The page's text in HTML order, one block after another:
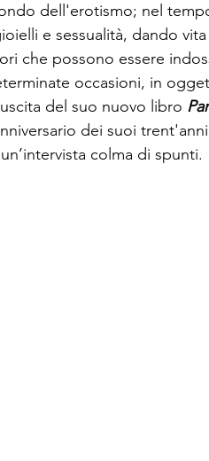
dell'erotismo; nel
e sessualità, dando
che possono essere
occasioni, in
del suo nuovo libro
dei suoi
colma di spunti.